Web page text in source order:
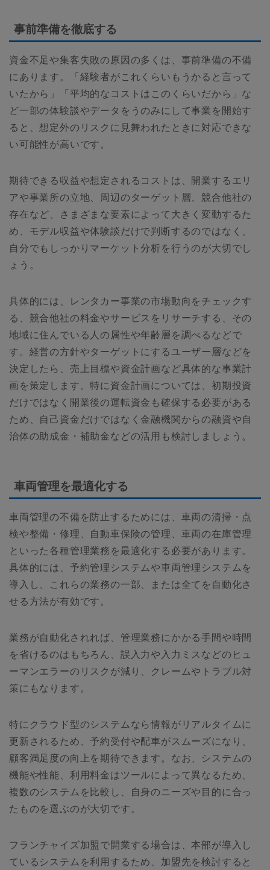
事前準備を徹底する
資金不足や集客失敗の原因の多くは、事前準備の不備
にあります。「経験者がこれくらいもうかると言って
いたから」「平均的なコストはこのくらいだから」な
ど一部の体験談やデータをうのみにして事業を開始す
ると、想定外のリスクに見舞われたときに対応できな
い可能性が高いです。
期待できる収益や想定されるコストは、開業するエリ
アや事業所の立地、周辺のターゲット層、競合他社の
存在など、さまざまな要素によって大きく変動するた
め、モデル収益や体験談だけで判断するのではなく、
自分でもしっかりマーケット分析を行うのが大切でし
ょう。
具体的には、レンタカー事業の市場動向をチェックす
る、競合他社の料金やサービスをリサーチする、その
地域に住んでいる人の属性や年齢層を調べるなどで
す。経営の方針やターゲットにするユーザー層などを
決定したら、売上目標や資金計画など具体的な事業計
画を策定します。特に資金計画については、初期投資
だけではなく開業後の運転資金も確保する必要がある
ため、自己資金だけではなく金融機関からの融資や自
治体の助成金・補助金などの活用も検討しましょう。
車両管理を最適化する
車両管理の不備を防止するためには、車両の清掃・点
検や整備・修理、自動車保険の管理、車両の在庫管理
といった各種管理業務を最適化する必要があります。
具体的には、予約管理システムや車両管理システムを
導入し、これらの業務の一部、または全てを自動化さ
せる方法が有効です。
業務が自動化されれば、管理業務にかかる手間や時間
を省けるのはもちろん、誤入力や入力ミスなどのヒュ
ーマンエラーのリスクが減り、クレームやトラブル対
策にもなります。
特にクラウド型のシステムなら情報がリアルタイムに
更新されるため、予約受付や配車がスムーズになり、
顧客満足度の向上を期待できます。なお、システムの
機能や性能、利用料金はツールによって異なるため、
複数のシステムを比較し、自身のニーズや目的に合っ
たものを選ぶのが大切です。
フランチャイズ加盟で開業する場合は、本部が導入し
ているシステムを利用するため、加盟先を検討すると